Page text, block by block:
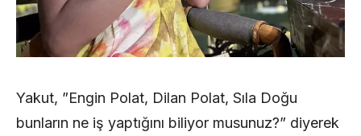
Yakut, ”Engin Polat, Dilan Polat, Sıla Doğu
bunların ne iş yaptığını biliyor musunuz?” diyerek